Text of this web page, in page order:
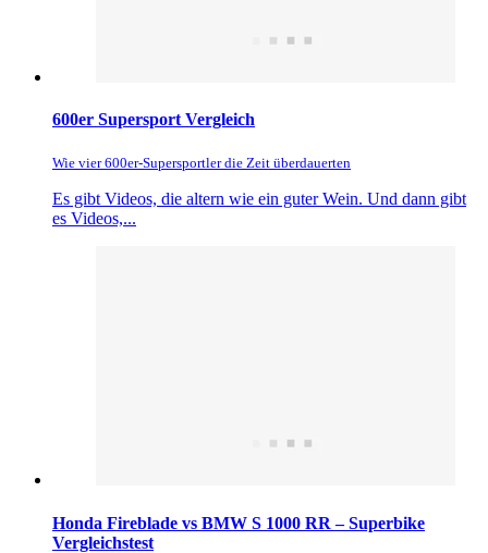
600er Supersport Vergleich
Wie vier 600er-Supersportler die Zeit überdauerten
Es gibt Videos, die altern wie ein guter Wein. Und dann gibt
es Videos,...
Honda Fireblade vs BMW S 1000 RR – Superbike
Vergleichstest